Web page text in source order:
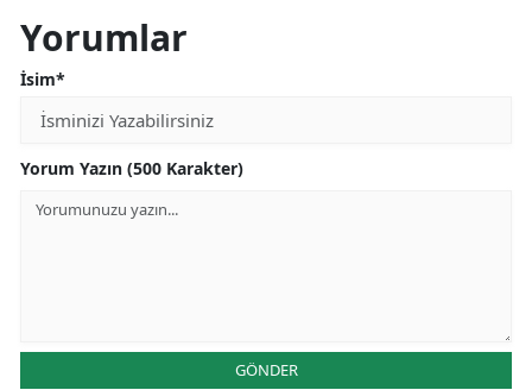
Yorumlar
İsim*
Yorum Yazın (500 Karakter)
GÖNDER